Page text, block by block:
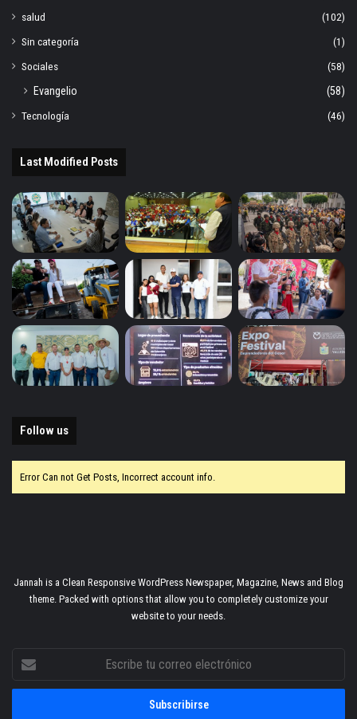
salud
(102)
Sin categoría
(1)
Sociales
(58)
Evangelio
(58)
Tecnología
(46)
Last Modified Posts
Follow us
Error Can not Get Posts, Incorrect account info.
Jannah is a Clean Responsive WordPress Newspaper, Magazine, News and Blog
theme. Packed with options that allow you to completely customize your
website to your needs.
correo